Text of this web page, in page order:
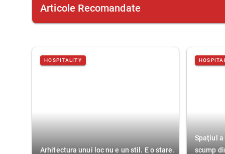
Articole Recomandate
HOSPITALITY
Arhitectura unui loc nu e un stil. E o stare.
Spațiul
scump